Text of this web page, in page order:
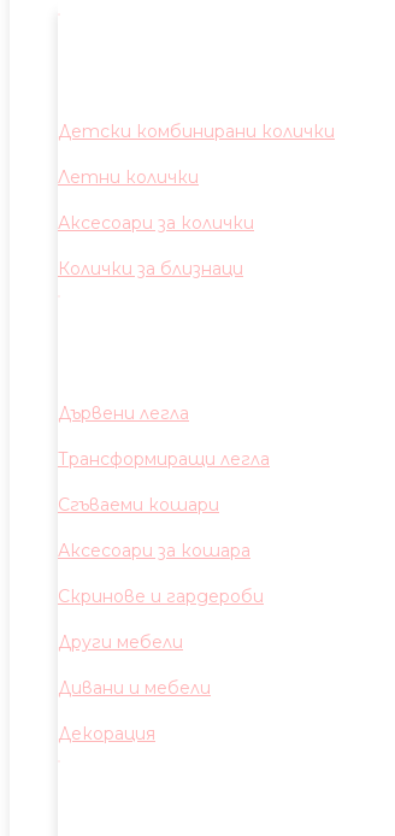
Детски комбинирани колички
Летни колички
Аксесоари за колички
Колички за близнаци
Дървени легла
Трансформиращи легла
Сгъваеми кошари
Аксесоари за кошара
Скринове и гардероби
Други мебели
Дивани и мебели
Декорация